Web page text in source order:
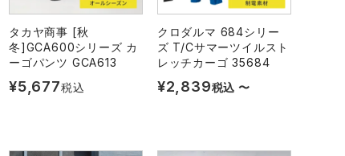
タカヤ商事 [秋
冬]GCA600シリーズ カ
ーゴパンツ GCA613
¥5,677税込
クロダルマ 684シリー
ズ T/Cサマーツイルスト
レッチカーゴ 35684
¥2,839税込 〜